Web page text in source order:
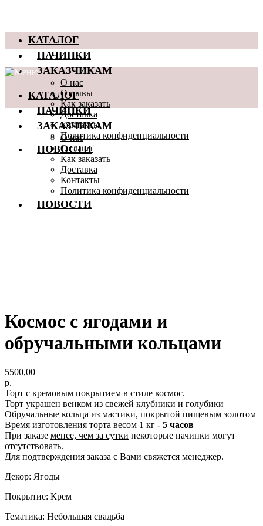
КАТАЛОГ
НАЧИНКИ
ЗАКАЗЧИКАМ
О нас
Отзывы
Как заказать
Доставка
Контакты
Политика конфиденциальности
НОВОСТИ
КАТАЛОГ
НАЧИНКИ
ЗАКАЗЧИКАМ
О нас
Отзывы
Как заказать
Доставка
Контакты
Политика конфиденциальности
НОВОСТИ
Космос с ягодами и
обручальными кольцами
5500,00
р.
Торт с кремовым покрытием в стиле космос.
Торт украшен венком из свежей клубники и голубики
Обручальные кольца из мастики, покрытой пищевым золотом
Время изготовления торта весом 1 кг - 5 часов
При заказе менее, чем за сутки некоторые начинки могут
отсутствовать.
Для подтверждения заказа с Вами свяжется менеджер.
Декор: Ягоды
Покрытие: Крем
Тематика: Небольшая свадьба